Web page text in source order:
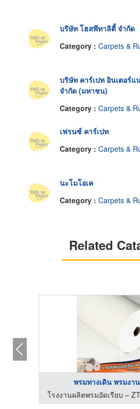
บริษัท โฮสพีทาลิตี้ จำกัด
Category : Carpets & Rugs,
บริษัท คาร์เปท อินเตอร์
จำกัด (มหาชน)
Category : Carpets & Rugs,
เฟรนซ์ คาร์เปท
Category : Carpets & Rugs,
นะโมโอเค
Category : Carpets & Rugs,
Related
พรมทางเดิน พรมงา
โรงงานผลิตพรมอัดเรียบ –